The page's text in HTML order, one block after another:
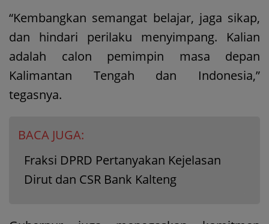
“Kembangkan semangat belajar, jaga sikap,
dan hindari perilaku menyimpang. Kalian
adalah calon pemimpin masa depan
Kalimantan Tengah dan Indonesia,”
tegasnya.
BACA JUGA:
Fraksi DPRD Pertanyakan Kejelasan
Dirut dan CSR Bank Kalteng